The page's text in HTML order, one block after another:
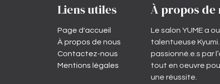
Liens utiles
Page d'accueil
À propos de nous
Contactez-nous
Mentions légales
À propos de
Le salon YUME a
talentueuse
passionné.e.s par
tout en oeuvre
une réussite.